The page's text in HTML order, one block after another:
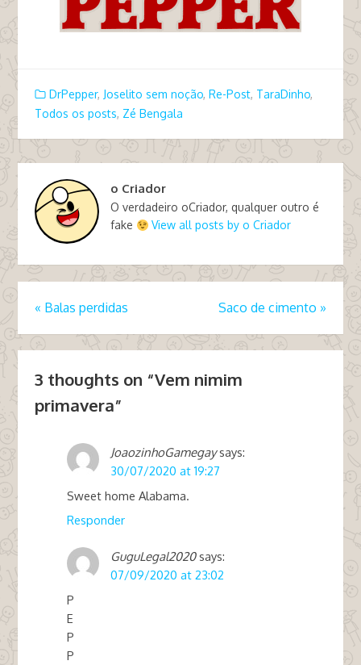
DrPepper, Joselito sem noção, Re-Post, TaraDinho,
Todos os posts, Zé Bengala
o Criador
O verdadeiro oCriador, qualquer outro é
fake
View all posts by o Criador
« Balas perdidas Saco de cimento »
3 thoughts on “Vem nimim
primavera”
JoaozinhoGamegay says:
30/07/2020 at 19:27
Sweet home Alabama.
Responder
GuguLegal2020 says:
07/09/2020 at 23:02
P
E
P
P